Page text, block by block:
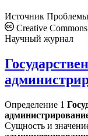
Источник
Creative Commons
Научный журнал
Определение 1
Сущность и